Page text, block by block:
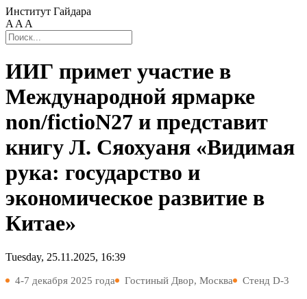
Институт Гайдара
A A A
ИИГ примет участие в
Международной ярмарке
non/fictioN27 и представит
книгу Л. Сяохуаня «Видимая
рука: государство и
экономическое развитие в
Китае»
Tuesday, 25.11.2025, 16:39
4-7 декабря 2025 года
Гостиный Двор, Москва Стенд D-3